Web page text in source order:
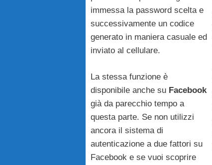
immessa la password scelta e
successivamente un codice
generato in maniera casuale ed
inviato al cellulare.
La stessa funzione è
disponibile anche su Facebook
già da parecchio tempo a
questa parte. Se non utilizzi
ancora il sistema di
autenticazione a due fattori su
Facebook e se vuoi scoprire